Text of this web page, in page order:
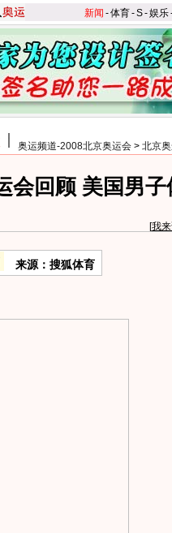
新闻 -体育-S-娱乐
奥运频道-2008北京奥运会 > 北京
会回顾 美国男
[我
来源：搜狐体育